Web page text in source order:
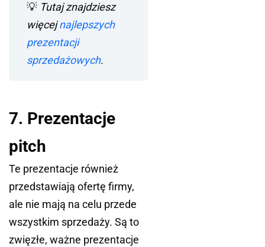
💡 Tutaj znajdziesz
więcejnajlepszych
prezentacji
sprzedażowych.
7. Prezentacje
pitch
Te prezentacje również
przedstawiają ofertę firmy,
ale nie mają na celu przede
wszystkim sprzedaży. Są to
zwięzłe, ważne prezentacje